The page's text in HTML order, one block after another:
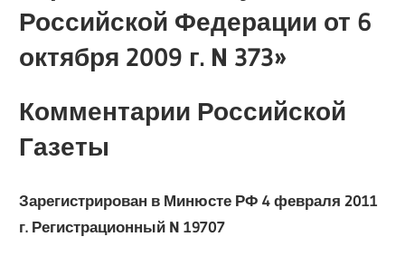
Российской Федерации от 6
октября 2009 г. N 373»
Комментарии Российской
Газеты
Зарегистрирован в Минюсте РФ 4 февраля 2011
г. Регистрационный N 19707